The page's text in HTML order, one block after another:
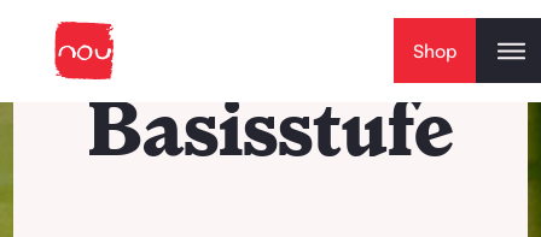
Shop
Basisstufe